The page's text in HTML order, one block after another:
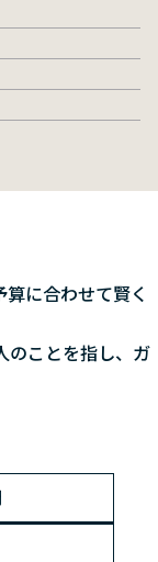
に合わせて賢く
のことを指し、ガ